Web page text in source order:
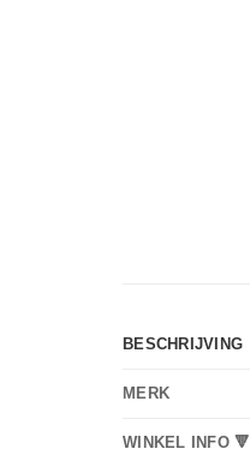
BESCHRIJVING
MERK
WINKEL INFO 🔻